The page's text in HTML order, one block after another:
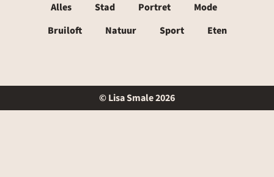
Alles Stad Portret
Mode
Bruiloft
Natuur Sport Eten
© Lisa Smale 2026